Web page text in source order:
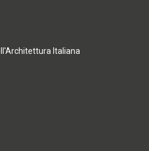
Italiana